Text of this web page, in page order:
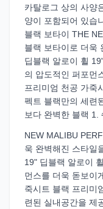
카탈로그 상의 사양
양이 포함되어 있습
블랙 보타이 THE
블랙 보타이로 더욱
딥블랙 알로이 휠
의 압도적인 퍼포먼
프리미엄 천공 가죽
펙트 블랙만의 세련
보다 완벽한 블랙 1.
NEW MALIBU
욱 완벽해진 스타일
19" 딥블랙 알로이
먼스를 더욱 돋보이
죽시트 블랙 프리미
련된 실내공간을 제